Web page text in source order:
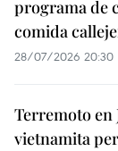
programa de
comida
28/07/2026 20:30
Terremoto en
vietnamita